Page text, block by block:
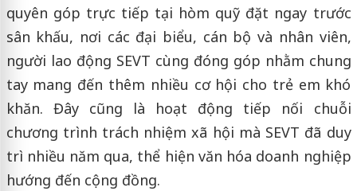
quyên góp trực tiếp tại hòm quỹ đặt ngay trước
sân khấu, nơi các đại biểu, cán bộ và nhân viên,
người lao động SEVT cùng đóng góp nhằm chung
tay mang đến thêm nhiều cơ hội cho trẻ em khó
khăn. Đây cũng là hoạt động tiếp nối chuỗi
chương trình trách nhiệm xã hội mà SEVT đã duy
trì nhiều năm qua, thể hiện văn hóa doanh nghiệp
hướng đến cộng đồng.